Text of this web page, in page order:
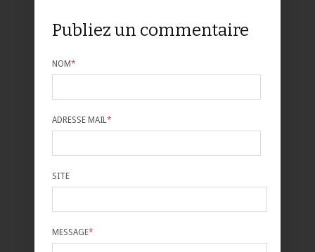
Publiez un commentaire
NOM*
ADRESSE MAIL *
SITE
MESSAGE*